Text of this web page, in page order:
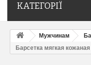
КАТЕГОРІЇ
Мужчинам
Барсетка мягкая